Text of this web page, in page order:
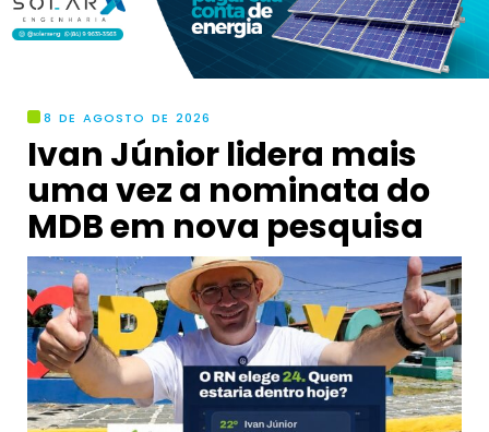
8 DE AGOSTO DE 2026
Ivan Júnior lidera mais
uma vez a nominata do
MDB em nova pesquisa